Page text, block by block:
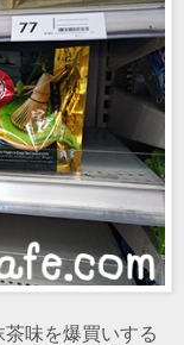
味を爆買いする